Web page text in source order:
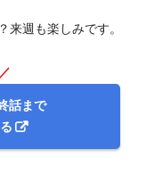
来週も楽しみです。
話まで